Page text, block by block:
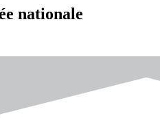
nationale